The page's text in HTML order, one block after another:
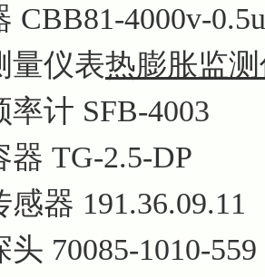
CBB81-4000v-
量仪表热膨胀监测
率计 SFB-4003
器 TG-2.5-DP
器 191.36.09.11
70085-1010-559